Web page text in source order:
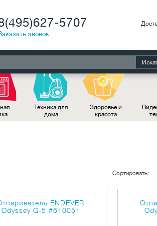
5707
звонок
Техника для
дома
Здоровье и
красота
Сортировать:
ENDEVER
Odyssey Q-5 #610051